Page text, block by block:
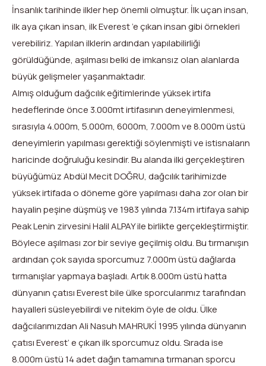
İnsanlık tarihinde ilkler hep önemli olmuştur. İlk uçan insan,
ilk aya çıkan insan, ilk Everest ’e çıkan insan gibi örnekleri
verebiliriz. Yapılan ilklerin ardından yapılabilirliği
görüldüğünde, aşılması belki de imkansız olan alanlarda
büyük gelişmeler yaşanmaktadır.
Almış olduğum dağcılık eğitimlerinde yüksek irtifa
hedeflerinde önce 3.000mt irtifasının deneyimlenmesi,
sırasıyla 4.000m, 5.000m, 6000m, 7.000m ve 8.000m üstü
deneyimlerin yapılması gerektiği söylenmişti ve istisnaların
haricinde doğruluğu kesindir. Bu alanda ilki gerçekleştiren
büyüğümüz Abdül Mecit DOĞRU, dağcılık tarihimizde
yüksek irtifada o döneme göre yapılması daha zor olan bir
hayalin peşine düşmüş ve 1983 yılında 7.134m irtifaya sahip
Peak Lenin zirvesini Halil ALPAY ile birlikte gerçekleştirmiştir.
Böylece aşılması zor bir seviye geçilmiş oldu. Bu tırmanışın
ardından çok sayıda sporcumuz 7.000m üstü dağlarda
tırmanışlar yapmaya başladı. Artık 8.000m üstü hatta
dünyanın çatısı Everest bile ülke sporcularımız tarafından
hayalleri süsleyebilirdi ve nitekim öyle de oldu. Ülke
dağcılarımızdan Ali Nasuh MAHRUKİ 1995 yılında dünyanın
çatısı Everest’ e çıkan ilk sporcumuz oldu. Sırada ise
8.000m üstü 14 adet dağın tamamına tırmanan sporcu